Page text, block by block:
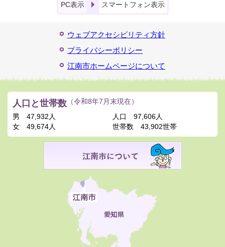
PC表示 スマートフォン表示
ウェブアクセシビリティ方針
プライバシーポリシー
江南市ホームページについて
人口と世帯数 （令和8年7月末現在）
男
47,932人
女
49,674人
人口
97,606人
世帯数
43,902世帯